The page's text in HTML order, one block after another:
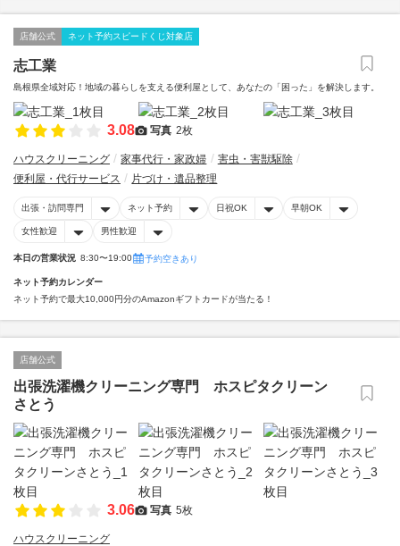
店舗公式 ネット予約スピードくじ対象店
志工業
島根県全域対応！地域の暮らしを支える便利屋として、あなたの「困った」を解決します。
3.08 写真 2枚
ハウスクリーニング 家事代行・家政婦
害虫・害獣駆除
便利屋・代行サービス
片づけ・遺品整理
出張・訪問専門 ネット予約 日祝OK 早朝OK
女性歓迎 男性歓迎
本日の営業状況 8:30〜19:00 予約空きあり
ネット予約カレンダー
ネット予約で最大10,000円分のAmazonギフトカードが当たる！
店舗公式
出張洗濯機クリーニング専門 ホスピタクリーン
さとう
3.06 写真 5枚
ハウスクリーニング